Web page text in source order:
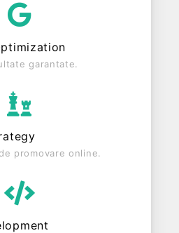
de vedere fiscal si are
garantate.
promovare online.